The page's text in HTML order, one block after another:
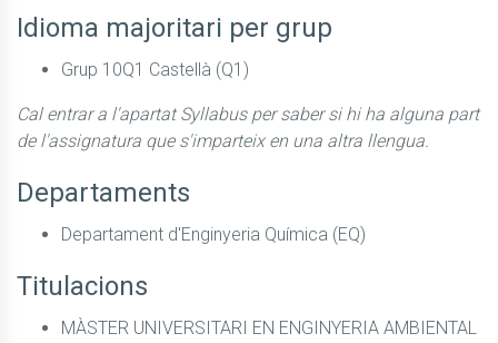
Idioma majoritari per grup
Grup 10Q1 Castellà (Q1)
Cal entrar a l'apartat Syllabus per saber si hi ha alguna part
de l'assignatura que s'imparteix en una altra llengua.
Departaments
Departament d'Enginyeria Química (EQ)
Titulacions
MÀSTER UNIVERSITARI EN ENGINYERIA AMBIENTAL